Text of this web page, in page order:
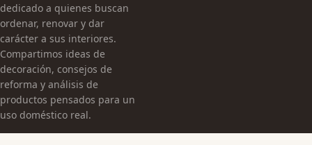
dedicado a quienes buscan
ordenar, renovar y dar
carácter a sus interiores.
Compartimos ideas de
decoración, consejos de
reforma y análisis de
productos pensados para un
uso doméstico real.